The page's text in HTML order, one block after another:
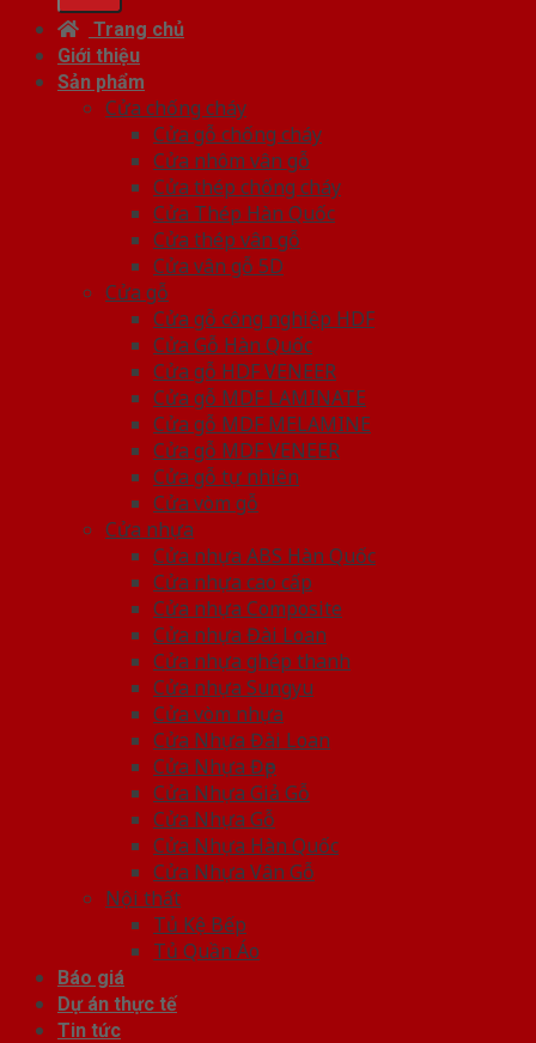
Trang chủ
Giới thiệu
Sản phẩm
Cửa chống cháy
Cửa gỗ chống cháy
Cửa nhôm vân gỗ
Cửa thép chống cháy
Cửa Thép Hàn Quốc
Cửa thép vân gỗ
Cửa vân gỗ 5D
Cửa gỗ
Cửa gỗ công nghiệp HDF
Cửa Gỗ Hàn Quốc
Cửa gỗ HDF VENEER
Cửa gỗ MDF LAMINATE
Cửa gỗ MDF MELAMINE
Cửa gỗ MDF VENEER
Cửa gỗ tự nhiên
Cửa vòm gỗ
Cửa nhựa
Cửa nhựa ABS Hàn Quốc
Cửa nhựa cao cấp
Cửa nhựa Composite
Cửa nhựa Đài Loan
Cửa nhựa ghép thanh
Cửa nhựa Sungyu
Cửa vòm nhựa
Cửa Nhựa Đài Loan
Cửa Nhựa Đẹp
Cửa Nhựa Giả Gỗ
Cửa Nhựa Gỗ
Cửa Nhựa Hàn Quốc
Cửa Nhựa Vân Gỗ
Nội thất
Tủ Kệ Bếp
Tủ Quần Áo
Báo giá
Dự án thực tế
Tin tức